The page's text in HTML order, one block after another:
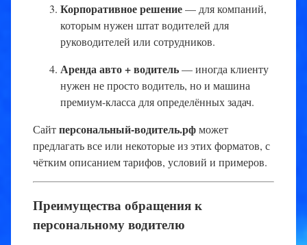
Корпоративное решение— для компаний,
которым нужен штат водителей для
руководителей или сотрудников.
Аренда авто + водитель— иногда клиенту
нужен не просто водитель, но и машина
премиум-класса для определённых задач.
Сайтперсональный-водитель.рфможет
предлагать все или некоторые из этих форматов, с
чётким описанием тарифов, условий и примеров.
Преимущества обращения к
персональному водителю